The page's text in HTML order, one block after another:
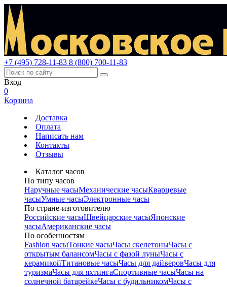
+7 (495) 728-11-83 8 (800) 700-11-83
Вход
0
Корзина
Доставка
Оплата
Написать нам
Контакты
Отзывы
Каталог часов
По типу часов
Наручные часыМеханические часыКварцевые
часыУмные часыЭлектронные часы
По стране-изготовителю
Российские часыШвейцарские часыЯпонские
часыАмериканские часы
По особенностям
Fashion часыТонкие часыЧасы скелетоныЧасы с
открытым балансомЧасы с фазой луныЧасы с
керамикойТитановые часыЧасы для дайверовЧасы для
туризмаЧасы для яхтингаСпортивные часыЧасы на
солнечной батарейкеЧасы с будильникомЧасы с